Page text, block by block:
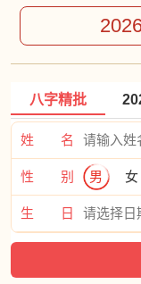
八字精批
姓 名
性 别 男 女
生 日